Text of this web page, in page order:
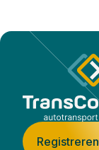
Registreren